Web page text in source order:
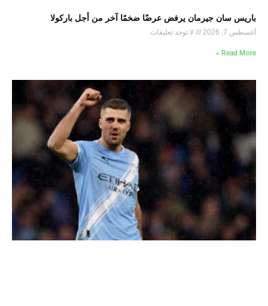
باريس سان جيرمان يرفض عرضًا ضخمًا آخر من أجل باركولا
أغسطس 7, 2026 لا توجد تعليقات
Read More »